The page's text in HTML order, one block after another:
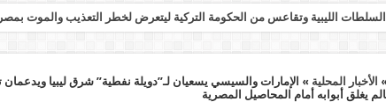
الليبية وتقاعس من الحكومة التركية ليتعرض لخطر التعذيب والموت بمصر
الأخبار المحلية »
يغلق أبوابه أمام المحاصيل المصرية